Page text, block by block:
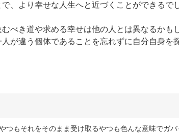
、より幸せな人生へと近づくことができるで
べき道や求める幸せは他の人とは異なるか
が違う個体であることを忘れずに自分自身
つもそれをそのまま受け取るやつも色んな意味でガ